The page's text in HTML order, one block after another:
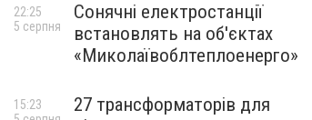
Сонячні електростанції
встановлять на об'єктах
«Миколаївоблтеплоенерго»
22:25
5 серпня
27 трансформаторів для
15:23